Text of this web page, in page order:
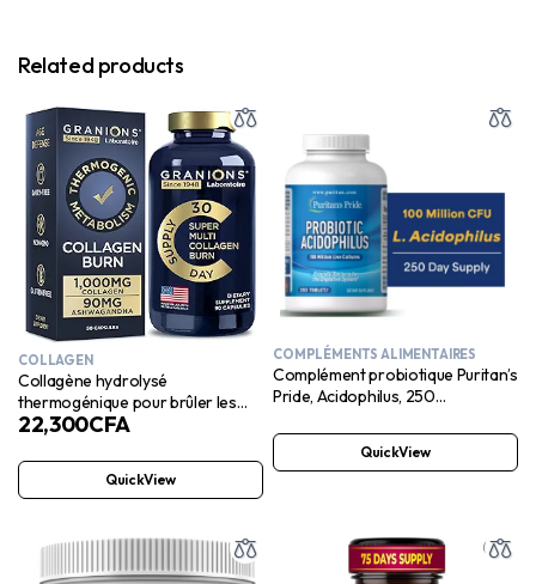
Related products
COLLAGEN
Collagène hydrolysé
thermogénique pour brûler les
graisses – Acide hyaluronique,
de collagène multi-usages pour
femmes et hommes – 90
22,300CFA
QuickView
COMPLÉMENTS ALIMENTAIRES
Complément probiotique Puritan’s
Pride, Acidophilus, 250
QuickView